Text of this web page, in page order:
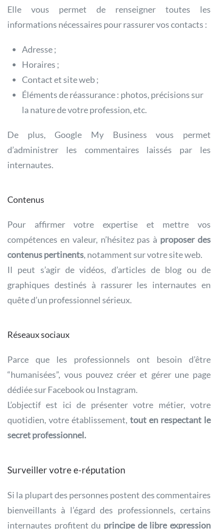
Elle vous permet de renseigner toutes les
informations nécessaires pour rassurer vos contacts :
Adresse ;
Horaires ;
Contact et site web ;
Éléments de réassurance : photos, précisions sur
la nature de votre profession, etc.
De plus, Google My Business vous permet
d’administrer les commentaires laissés par les
internautes.
Contenus
Pour affirmer votre expertise et mettre vos
compétences en valeur, n’hésitez pas à proposer des
contenus pertinents, notamment sur votre site web.
Il peut s’agir de vidéos, d’articles de blog ou de
graphiques destinés à rassurer les internautes en
quête d’un professionnel sérieux.
Réseaux sociaux
Parce que les professionnels ont besoin d’être
“humanisées”, vous pouvez créer et gérer une page
dédiée sur Facebook ou Instagram.
L’objectif est ici de présenter votre métier, votre
quotidien, votre établissement, tout en respectant le
secret professionnel.
Surveiller votre e-réputation
Si la plupart des personnes postent des commentaires
bienveillants à l’égard des professionnels, certains
internautes profitent du principe de libre expression